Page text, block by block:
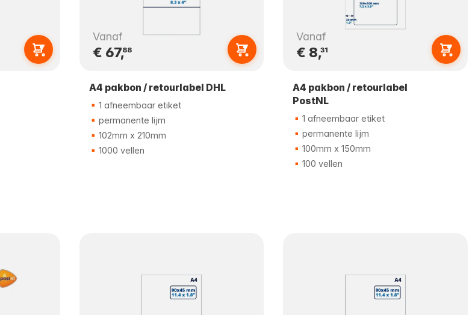
Vanaf
€ 67,88
A4 pakbon / retourlabel DHL
1 afneembaar etiket
permanente lijm
102mm x 210mm
1000 vellen
Vanaf
€ 8,31
A4 pakbon / retourlabel
PostNL
1 afneembaar etiket
permanente lijm
100mm x 150mm
100 vellen